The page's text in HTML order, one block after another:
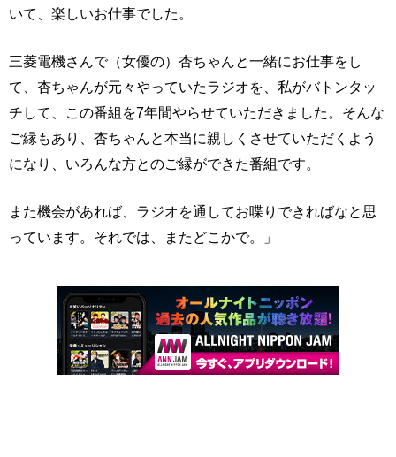
いて、楽しいお仕事でした。
三菱電機さんで（女優の）杏ちゃんと一緒にお仕事をし
て、杏ちゃんが元々やっていたラジオを、私がバトンタッ
チして、この番組を7年間やらせていただきました。そんな
ご縁もあり、杏ちゃんと本当に親しくさせていただくよう
になり、いろんな方とのご縁ができた番組です。
また機会があれば、ラジオを通してお喋りできればなと思
っています。それでは、またどこかで。」